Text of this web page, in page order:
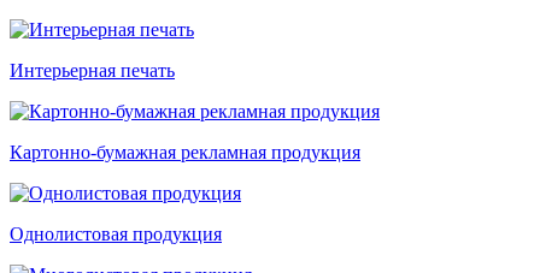
Интерьерная печать
Картонно-бумажная рекламная продукция
Однолистовая продукция